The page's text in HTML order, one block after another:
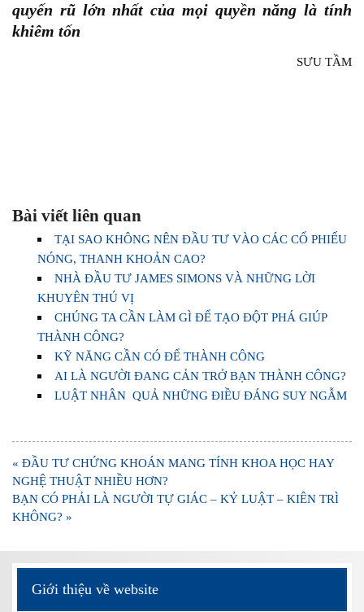
quyến rũ lớn nhất của mọi quyền năng là tính
khiêm tốn
SƯU TẦM
Bài viết liên quan
TẠI SAO KHÔNG NÊN ĐẦU TƯ VÀO CÁC CỔ PHIẾU
NÓNG, THANH KHOẢN CAO?
NHÀ ĐẦU TƯ JAMES SIMONS VÀ NHỮNG LỜI
KHUYÊN THÚ VỊ
CHÚNG TA CẦN LÀM GÌ ĐỂ TẠO ĐỘT PHÁ GIÚP
THÀNH CÔNG?
KỸ NĂNG CẦN CÓ ĐỂ THÀNH CÔNG
AI LÀ NGƯỜI ĐANG CẢN TRỞ BẠN THÀNH CÔNG?
LUẬT NHÂN QUẢ NHỮNG ĐIỀU ĐÁNG SUY NGẪM
Điều
hướng
bài
viết
« ĐẦU TƯ CHỨNG KHOÁN MANG TÍNH KHOA HỌC HAY
NGHỆ THUẬT NHIỀU HƠN?
BẠN CÓ PHẢI LÀ NGƯỜI TỰ GIÁC – KỶ LUẬT – KIÊN TRÌ
KHÔNG? »
Giới thiệu về website